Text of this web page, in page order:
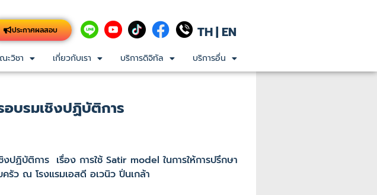
ประกาศผลสอบ TH| EN
ะวิชา เกี่ยวกับเรา บริการดิจิทัล บริการอื่น
อบรมเชิงปฏิบัติการ
ติการ เรื่อง การใช้ Satir model ในการให้การปรึกษา
รัว ณ โรงแรมเอสดี อเวนิว ปิ่นเกล้า